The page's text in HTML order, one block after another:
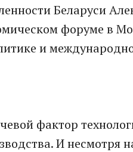
Беларуси
форуме в
и
фактор
И несмотря